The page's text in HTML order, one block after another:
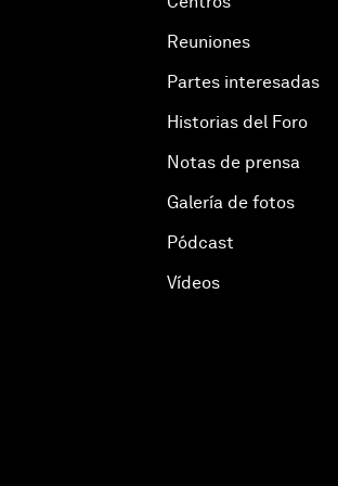
Reuniones
Partes interesadas
Historias del Foro
Notas de prensa
Galería de fotos
Pódcast
Vídeos